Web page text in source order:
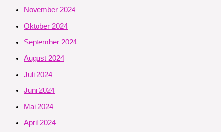
November 2024
Oktober 2024
September 2024
August 2024
Juli 2024
Juni 2024
Mai 2024
April 2024